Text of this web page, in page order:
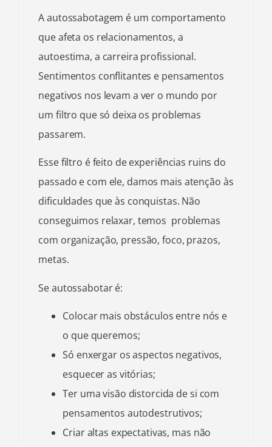
A autossabotagem é um comportamento
que afeta os relacionamentos, a
autoestima, a carreira profissional.
Sentimentos conflitantes e pensamentos
negativos nos levam a ver o mundo por
um filtro que só deixa os problemas
passarem.
Esse filtro é feito de experiências ruins do
passado e com ele, damos mais atenção às
dificuldades que às conquistas. Não
conseguimos relaxar, temos problemas
com organização, pressão, foco, prazos,
metas.
Se autossabotar é:
Colocar mais obstáculos entre nós e
o que queremos;
Só enxergar os aspectos negativos,
esquecer as vitórias;
Ter uma visão distorcida de si com
pensamentos autodestrutivos;
Criar altas expectativas, mas não